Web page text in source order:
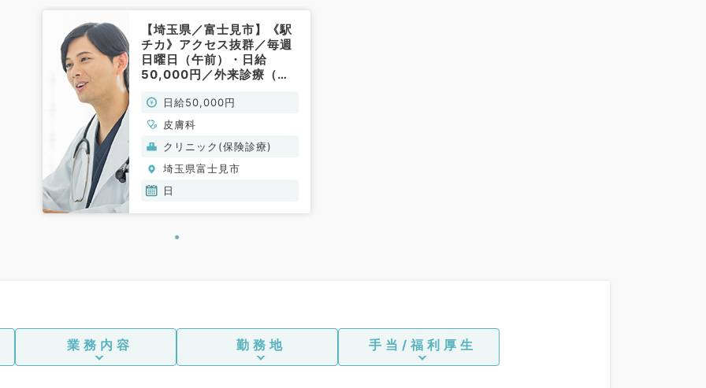
【埼玉県／富士見市】《駅
チカ》アクセス抜群／毎週
日曜日（午前）・日給
50,000円／外来診療（皮
日給50,000円
皮膚科
クリニック(保険診療)
埼玉県富士見市
日
業務内容 勤務地 手当/福利厚生